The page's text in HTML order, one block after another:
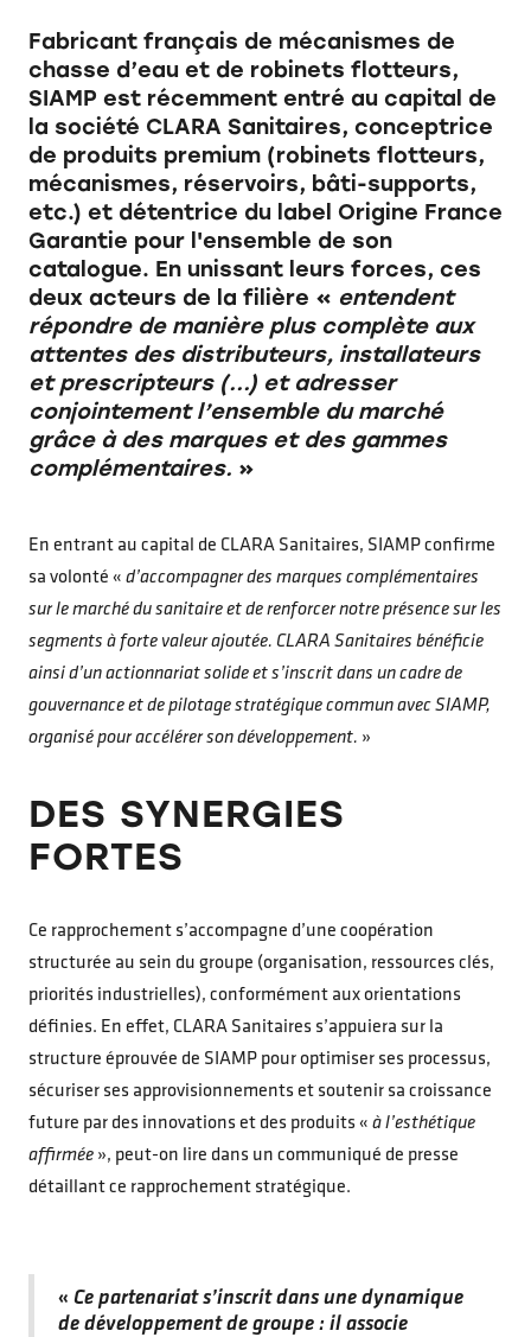
Fabricant français de mécanismes de
chasse d’eau et de robinets flotteurs,
SIAMP est récemment entré au capital de
la société CLARA Sanitaires, conceptrice
de produits premium (robinets flotteurs,
mécanismes, réservoirs, bâti-supports,
etc.) et détentrice du label Origine France
Garantie pour l'ensemble de son
catalogue. En unissant leurs forces, ces
deux acteurs de la filière « entendent
répondre de manière plus complète aux
attentes des distributeurs, installateurs
et prescripteurs (...) et adresser
conjointement l’ensemble du marché
grâce à des marques et des gammes
complémentaires. »
En entrant au capital de CLARA Sanitaires, SIAMP confirme
sa volonté « d’accompagner des marques complémentaires
sur le marché du sanitaire et de renforcer notre présence sur les
segments à forte valeur ajoutée. CLARA Sanitaires bénéficie
ainsi d’un actionnariat solide et s’inscrit dans un cadre de
gouvernance et de pilotage stratégique commun avec SIAMP,
organisé pour accélérer son développement. »
DES SYNERGIES
FORTES
Ce rapprochement s’accompagne d’une coopération
structurée au sein du groupe (organisation, ressources clés,
priorités industrielles), conformément aux orientations
définies. En effet, CLARA Sanitaires s’appuiera sur la
structure éprouvée de SIAMP pour optimiser ses processus,
sécuriser ses approvisionnements et soutenir sa croissance
future par des innovations et des produits « à l’esthétique
affirmée », peut-on lire dans un communiqué de presse
détaillant ce rapprochement stratégique.
« Ce partenariat s’inscrit dans une dynamique
de développement de groupe : il associe